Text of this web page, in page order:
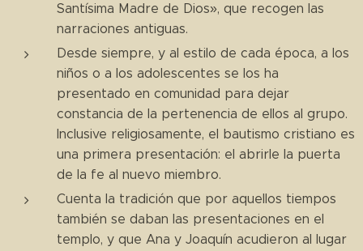
Santísima Madre de Dios», que recogen las
narraciones antiguas.
Desde siempre, y al estilo de cada época, a los
niños o a los adolescentes se los ha
presentado en comunidad para dejar
constancia de la pertenencia de ellos al grupo.
Inclusive religiosamente, el bautismo cristiano es
una primera presentación: el abrirle la puerta
de la fe al nuevo miembro.
Cuenta la tradición que por aquellos tiempos
también se daban las presentaciones en el
templo, y que Ana y Joaquín acudieron al lugar